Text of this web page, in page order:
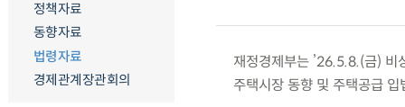
정책자료
동향자료
법령자료
경제관계장관회의
재정경제부는 ’26.5.8.(금) 비
주택시장 동향 및 주택공급